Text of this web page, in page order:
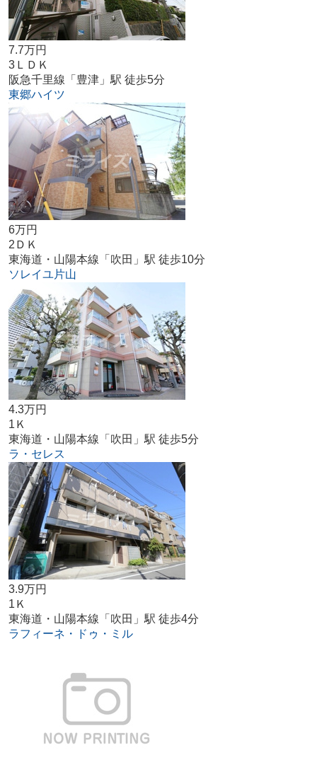
7.7万円
3ＬＤＫ
阪急千里線「豊津」駅 徒歩5分
東郷ハイツ
6万円
2ＤＫ
東海道・山陽本線「吹田」駅 徒歩10分
ソレイユ片山
4.3万円
1Ｋ
東海道・山陽本線「吹田」駅 徒歩5分
ラ・セレス
3.9万円
1Ｋ
東海道・山陽本線「吹田」駅 徒歩4分
ラフィーネ・ドゥ・ミル